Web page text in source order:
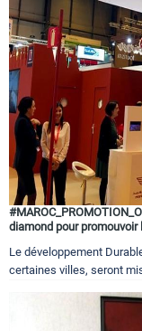
Tourisme
Régions
Hotels
Evenements
diamond pour promouvoir
Le développement
certaines villes, seront